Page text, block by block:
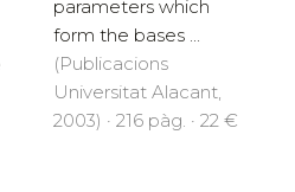
parameters which
form the bases ...
(Publicacions
Universitat Alacant,
2003) · 216 pàg. · 22 €